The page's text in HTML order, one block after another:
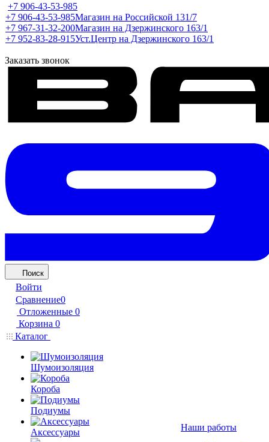
+7 906-43-53-985
+7 906-43-53-985Магазин на Российской 131/7
+7 967-31-32-200Магазин на Дзержинского 163/1
+7 952-83-28-915Уст.Центр на Дзержинского 163/1
Заказать звонок
Поиск
Войти
Сравнение0
Отложенные 0
Корзина 0
Каталог
Шумоизоляция
Короба
Подиумы
Аксессуары
Наши работы